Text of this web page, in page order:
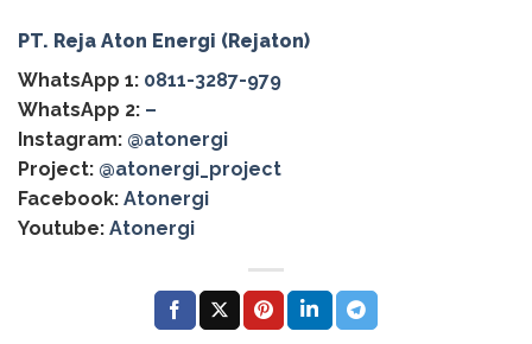
PT. Reja Aton Energi (Rejaton)
WhatsApp 1: 0811-3287-979
WhatsApp 2: –
Instagram: @atonergi
Project: @atonergi_project
Facebook: Atonergi
Youtube: Atonergi